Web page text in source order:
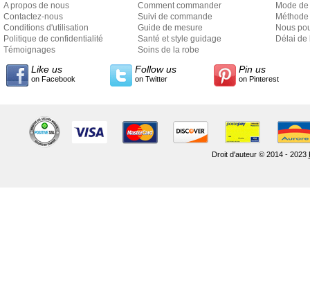
A propos de nous
Contactez-nous
Conditions d'utilisation
Politique de confidentialité
Témoignages
Comment commander
Suivi de commande
Guide de mesure
Santé et style guidage
Soins de la robe
Mode
Nous
Délai de
Like us
on Facebook
Follow us
on Twitter
Pin us
on Pinterest
Droit d'auteur © 2014 - 2023